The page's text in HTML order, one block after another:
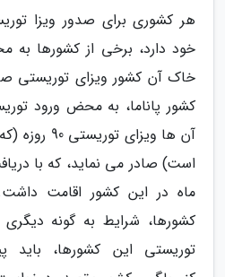
هر کشوری برای صدور ویزا
خود دارد، برخی از کشورها
خاک آن کشور ویزای توریستی
کشور پاناما، به محض ورود
آن ها
ماه در این کشور اقامت
کشورها، شرایط به گونه
توریستی این کشورها،